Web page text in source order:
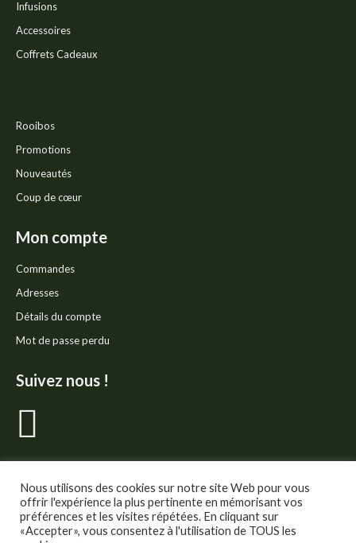
Infusions
Accessoires
Coffrets Cadeaux
Rooibos
Promotions
Nouveautés
Coup de cœur
Mon compte
Commandes
Adresses
Détails du compte
Mot de passe perdu
Suivez nous !
page
Facebook
Nous utilisons des cookies sur notre site Web pour vous
offrir l'expérience la plus pertinente en mémorisant vos
préférences et les visites répétées. En cliquant sur
«Accepter», vous consentez à l'utilisation de TOUS les